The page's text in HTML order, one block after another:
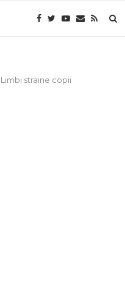
Limbi straine copii